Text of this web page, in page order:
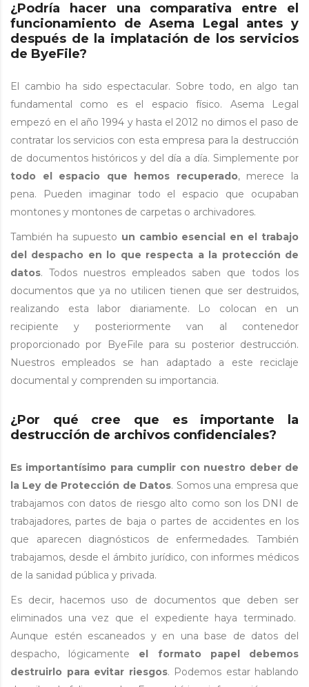
¿Podría hacer una comparativa entre el
funcionamiento de Asema Legal antes y
después de la implatación de los servicios
de ByeFile?
El cambio ha sido espectacular. Sobre todo, en algo tan
fundamental como es el espacio físico. Asema Legal
empezó en el año 1994 y hasta el 2012 no dimos el paso de
contratar los servicios con esta empresa para la destrucción
de documentos históricos y del día a día. Simplemente por
todo el espacio que hemos recuperado, merece la
pena. Pueden imaginar todo el espacio que ocupaban
montones y montones de carpetas o archivadores.
También ha supuesto un cambio esencial en el trabajo
del despacho en lo que respecta a la protección de
datos. Todos nuestros empleados saben que todos los
documentos que ya no utilicen tienen que ser destruidos,
realizando esta labor diariamente. Lo colocan en un
recipiente y posteriormente van al contenedor
proporcionado por ByeFile para su posterior destrucción.
Nuestros empleados se han adaptado a este reciclaje
documental y comprenden su importancia.
¿Por qué cree que es importante la
destrucción de archivos confidenciales?
Es importantísimo para cumplir con nuestro deber de
la Ley de Protección de Datos. Somos una empresa que
trabajamos con datos de riesgo alto como son los DNI de
trabajadores, partes de baja o partes de accidentes en los
que aparecen diagnósticos de enfermedades. También
trabajamos, desde el ámbito jurídico, con informes médicos
de la sanidad pública y privada.
Es decir, hacemos uso de documentos que deben ser
eliminados una vez que el expediente haya terminado.
Aunque estén escaneados y en una base de datos del
despacho, lógicamente el formato papel debemos
destruirlo para evitar riesgos. Podemos estar hablando